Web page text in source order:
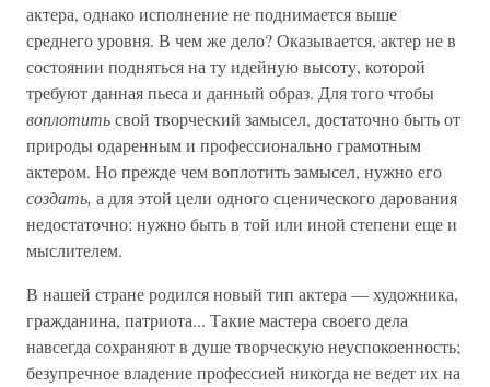
актера, однако исполнение не поднимается выше
среднего уровня. В чем же дело? Оказывается, актер не в
состоянии подняться на ту идейную высоту, которой
требуют данная пьеса и данный образ. Для того чтобы
воплотитьсвой творческий замысел, достаточно быть от
природы одаренным и профессионально грамотным
актером. Но прежде чем воплотить замысел, нужно его
создать, а для этой цели одного сценического дарования
недостаточно: нужно быть в той или иной степени еще и
мыслителем.
В нашей стране родился новый тип актера — художника,
гражданина, патриота... Такие мастера своего дела
навсегда сохраняют в душе творческую неуспокоенность;
безупречное владение профессией никогда не ведет их на